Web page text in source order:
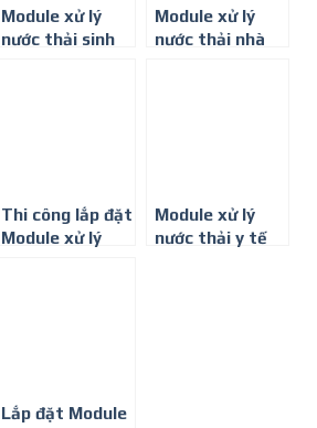
Module xử lý
nước thải sinh
Module xử lý
nước thải nhà
Thi công lắp đặt
Module xử lý
Module xử lý
nước thải y tế
Lắp đặt Module